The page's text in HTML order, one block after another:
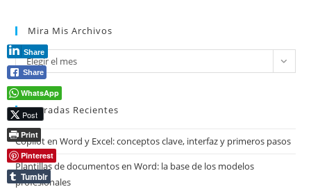
Mira Mis Archivos
Mira
mis
archivos
Elegir el mes
Entradas Recientes
Copilot en Word y Excel: conceptos clave, interfaz y primeros pasos
Plantillas de documentos en Word: la base de los modelos
profesionales
Share
Share
WhatsApp
Post
Print
Pinterest
Tumblr